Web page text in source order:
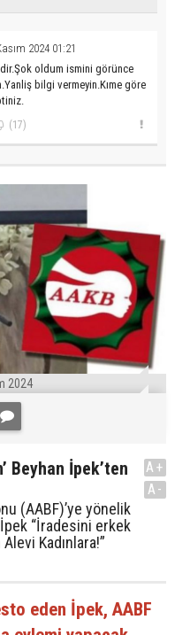
2024 01:21
oldum ismini görünce
bilgi vermeyin.Kıme göre
(17)
2024
Beyhan İpek’ten
(AABF)’ye yönelik
“İradesini erkek
Kadınlara!”
A+
A-
eden İpek, AABF